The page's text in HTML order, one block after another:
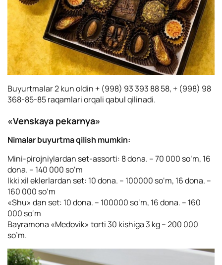
Buyurtmalar 2 kun oldin + (998) 93 393 88 58, + (998) 98
368-85-85 raqamlari orqali qabul qilinadi.
«Venskaya pekarnya»
Nimalar buyurtma qilish mumkin:
Mini-pirojniylardan set-assorti: 8 dona. – 70 000 so‘m, 16
dona. – 140 000 so‘m
Ikki xil eklerlardan set: 10 dona. – 100000 so‘m, 16 dona. –
160 000 so‘m
«Shu» dan set: 10 dona. – 100000 so‘m, 16 dona. – 160
000 so‘m
Bayramona «Medovik» torti 30 kishiga 3 kg – 200 000
so’m.